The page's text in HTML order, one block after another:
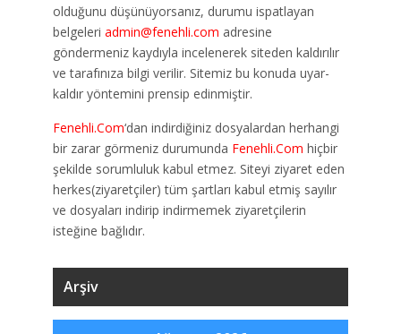
olduğunu düşünüyorsanız, durumu ispatlayan
belgeleri admin@fenehli.com adresine
göndermeniz kaydıyla incelenerek siteden kaldırılır
ve tarafınıza bilgi verilir. Sitemiz bu konuda uyar-
kaldır yöntemini prensip edinmiştir.
Fenehli.Com‘dan indirdiğiniz dosyalardan herhangi
bir zarar görmeniz durumunda Fenehli.Com hiçbir
şekilde sorumluluk kabul etmez. Siteyi ziyaret eden
herkes(ziyaretçiler) tüm şartları kabul etmiş sayılır
ve dosyaları indirip indirmemek ziyaretçilerin
isteğine bağlıdır.
Arşiv